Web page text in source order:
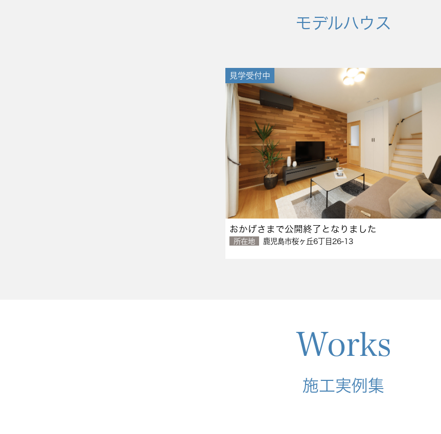
モデルハウス
見学受付中
おかげさまで公開終了となりました
所在地 鹿児島市桜ヶ丘6丁目26-13
Works
施工実例集